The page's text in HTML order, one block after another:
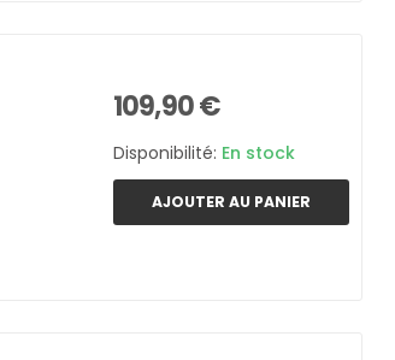
109,90 €
Disponibilité: En stock
AJOUTER AU PANIER